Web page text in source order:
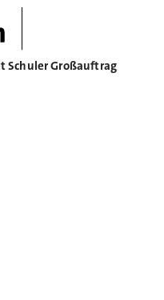
Schuler Großauftrag